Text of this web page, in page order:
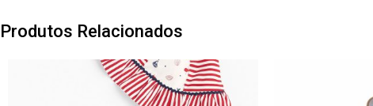
Produtos Relacionados